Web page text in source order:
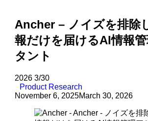
Ancher – ノイズを排除
報だけを届けるAI情報
タント
2026 3/30
Product Research
November 6, 2025March 30, 2026